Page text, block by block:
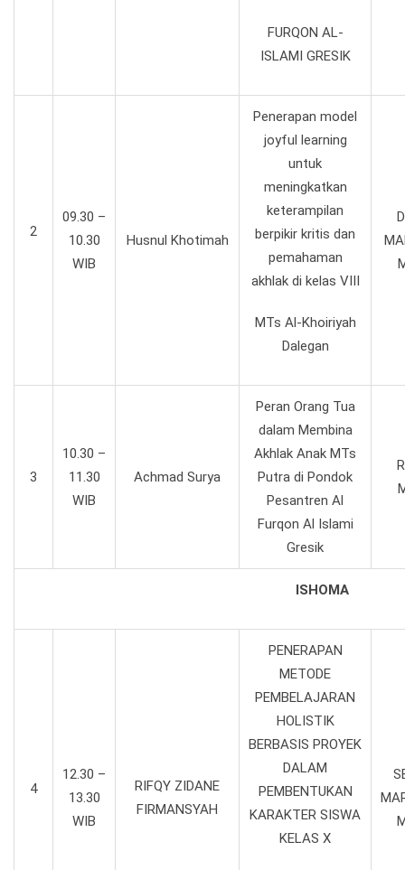
FURQON AL-
ISLAMI GRESIK
2
09.30 –
10.30
WIB
Husnul Khotimah
Penerapan model
joyful learning
untuk
meningkatkan
keterampilan
berpikir kritis dan
pemahaman
akhlak di kelas VIII
MTs Al-Khoiriyah
Dalegan
3
10.30 –
11.30
WIB
Achmad Surya
Peran Orang Tua
dalam Membina
Akhlak Anak MTs
Putra di Pondok
Pesantren Al
Furqon Al Islami
Gresik
ISHOMA
4
12.30 –
13.30
WIB
RIFQY ZIDANE
FIRMANSYAH
PENERAPAN
METODE
PEMBELAJARAN
HOLISTIK
BERBASIS PROYEK
DALAM
PEMBENTUKAN
KARAKTER SISWA
KELAS X